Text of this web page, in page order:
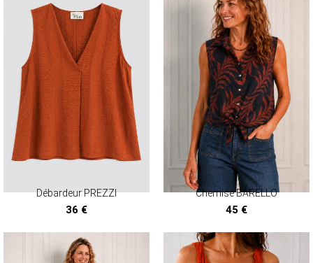
Débardeur PREZZI
36 €
Chemise BARELLO
45 €